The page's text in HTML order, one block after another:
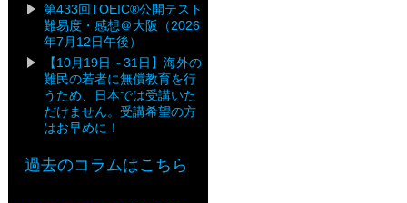
第433回TOEIC®公開テスト
難易度・感想＠大阪（2026
年7月12日午後）
【10月19日～31日】海外の
難民の若者に無償教育を行
うため、日本では受講いた
だけません。受講希望の方
はお早めに！
過去のコラムはこちら